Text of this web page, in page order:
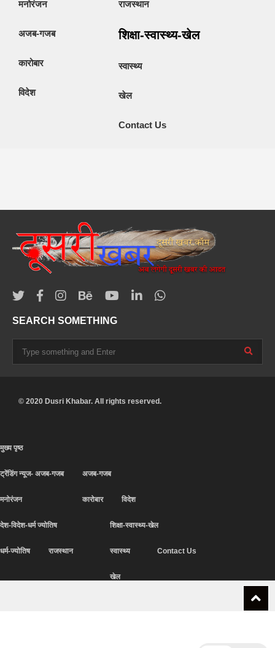
मनोरंजन
अजब-गजब
कारोबार
विदेश
राजस्थान
शिक्षा-स्वास्थ्य-खेल
स्वास्थ्य
खेल
Contact Us
SEARCH SOMETHING
© 2020 Dusri Khabar. All rights reserved.
मुख्य पृष्ठ
ट्रेंडिंग न्यूज- अजब-गजब
मनोरंजन
अजब-गजब
कारोबार विदेश
देश-विदेश-धर्म ज्योतिष
धर्म-ज्योतिष राजस्थान
शिक्षा-स्वास्थ्य-खेल
स्वास्थ्य
खेल
Contact Us